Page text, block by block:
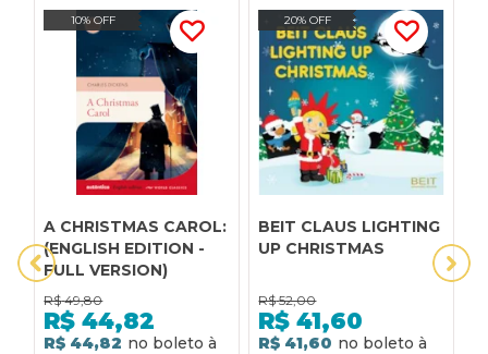
10% OFF
A CHRISTMAS CAROL:
(ENGLISH EDITION -
FULL VERSION)
R$ 49,80
R$ 44,82
R$ 44,82
20% OFF
BEIT CLAUS LIGHTING
UP CHRISTMAS
R$ 52,00
R$ 41,60
R$ 41,60